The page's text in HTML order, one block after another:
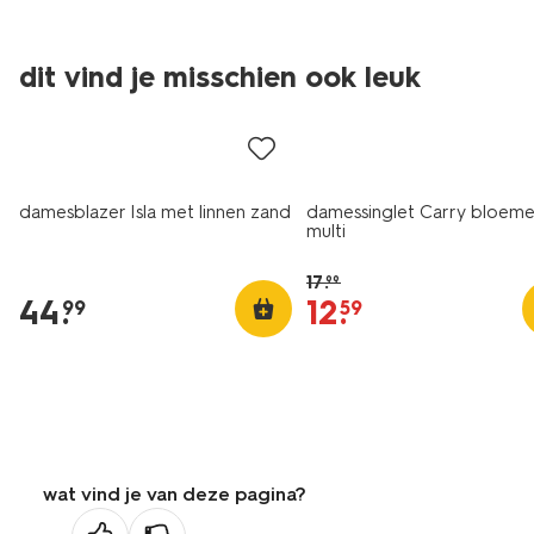
dit vind je misschien ook leuk
damesblazer Isla met linnen zand
44.
99
korting
damessinglet Carry
multi
17.99
12.
59
wat vind je van deze pagina?